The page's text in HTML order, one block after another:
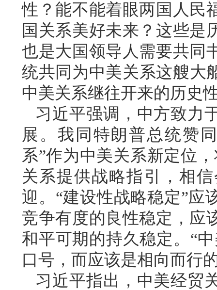
性？能不能着眼两国人民
国关系美好未来？这些是
也是大国领导人需要共同
统共同为中美关系这艘大
中美关系继往开来的历史
习近平强调，中方致力
展。我同特朗普总统赞
系”作为中美关系新定位
关系提供战略指引，相
迎。“建设性战略稳定”应
竞争有度的良性稳定，应
和平可期的持久稳定。“
口号，而应该是相向而行
习近平指出，中美经贸